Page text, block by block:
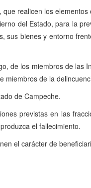
realicen los
del Estado, para la
sus bienes y entorno
de los miembros de las
miembros de la
de Campeche.
previstas en las
el fallecimiento.
el carácter de